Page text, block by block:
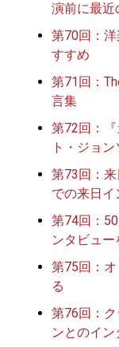
演前に最近
第70回：洋
すすめ
第71回：
言集
第72回：
ト・ジョ
第73回：
での来日イ
第74回：
ンタビュー
第75回：
る
第76回：
ンとのイ